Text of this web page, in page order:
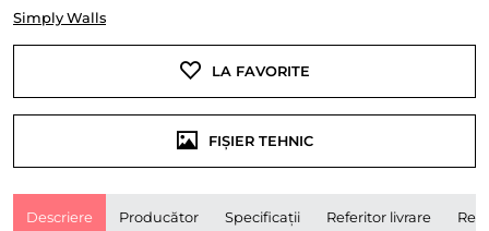
Simply Walls
LA FAVORITE
FIȘIER TEHNIC
Descriere Producător Specificații Referitor livrare